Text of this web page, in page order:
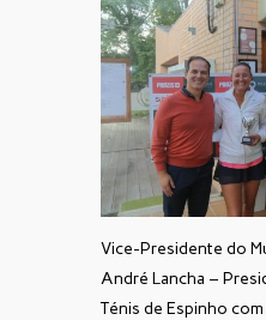
Vice-Presidente do
André Lancha –
Ténis de Espinho